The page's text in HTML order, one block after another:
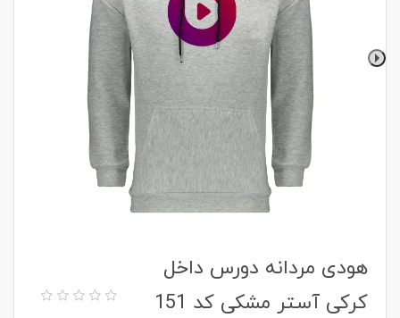
هودی مردانه دورس داخل
کرکی آستر مشکی کد 151